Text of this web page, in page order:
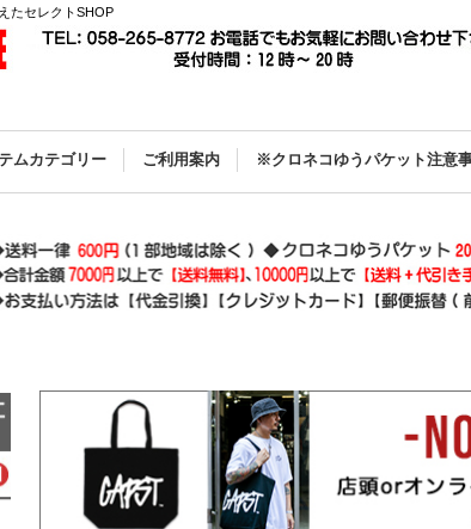
たセレクトSHOP
ムカテゴリー ご利用案内 ※クロネコゆうパケット注意